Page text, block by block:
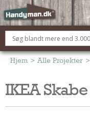
OM HANDYMAN.DK
FÅ 3 TILBUD
BOLIG KØBERÅDGIVNING
Hjem > Alle Projekter >
IKEA